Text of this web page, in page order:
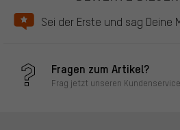
Sei der Erste und sag Deine
Fragen zum Artikel?
Frag jetzt unseren